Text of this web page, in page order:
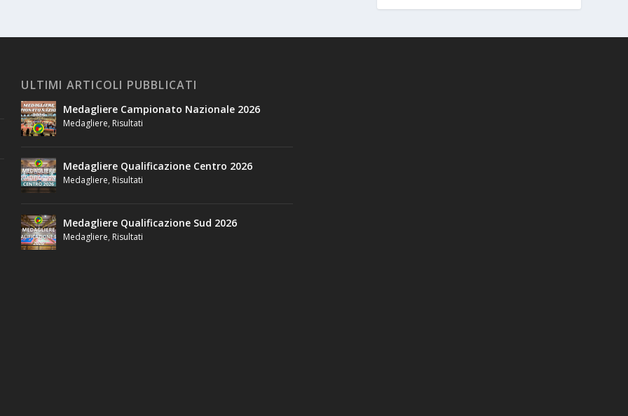
ULTIMI ARTICOLI PUBBLICATI
Medagliere Campionato Nazionale 2026
Medagliere, Risultati
Medagliere Qualificazione Centro 2026
Medagliere, Risultati
Medagliere Qualificazione Sud 2026
Medagliere, Risultati